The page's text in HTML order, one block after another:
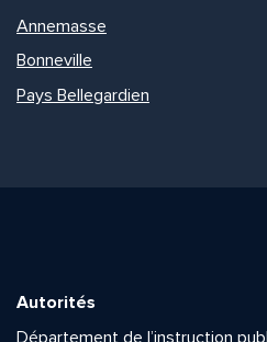
Annemasse
Bonneville
Pays Bellegardien
Autorités
Département de l’instruction